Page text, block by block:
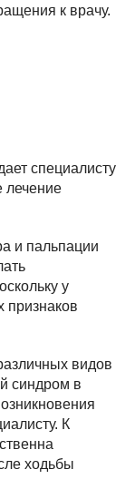
к врачу.
специалисту
лечение
и пальпации
у
признаков
видов
синдром в
К
ходьбы